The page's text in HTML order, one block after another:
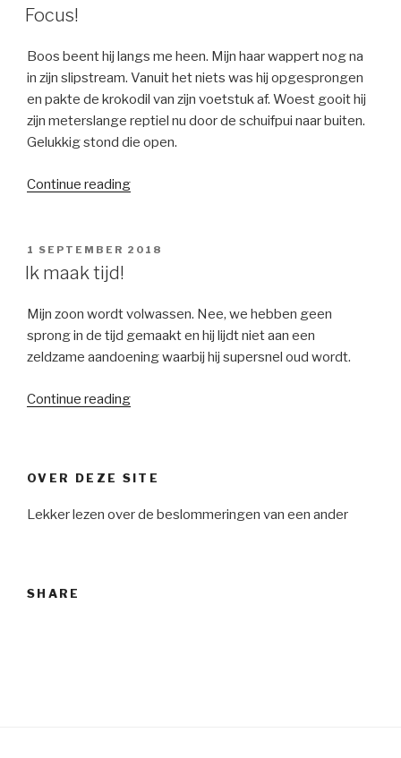
ON
Focus!
Boos beent hij langs me heen. Mijn haar wappert nog na
in zijn slipstream. Vanuit het niets was hij opgesprongen
en pakte de krokodil van zijn voetstuk af. Woest gooit hij
zijn meterslange reptiel nu door de schuifpui naar buiten.
Gelukkig stond die open.
Continue reading“Focus!”
POSTED
ON
1 SEPTEMBER 2018
Ik maak tijd!
Mijn zoon wordt volwassen. Nee, we hebben geen
sprong in de tijd gemaakt en hij lijdt niet aan een
zeldzame aandoening waarbij hij supersnel oud wordt.
Continue reading“Ik
OVER DEZE SITE
Lekker lezen over de beslommeringen van een ander
SHARE